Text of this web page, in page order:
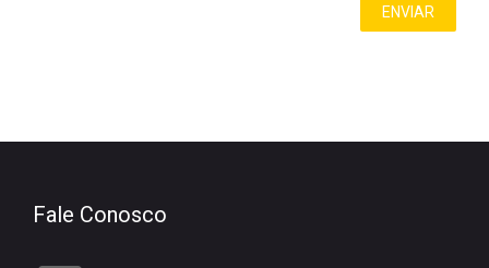
Fale Conosco